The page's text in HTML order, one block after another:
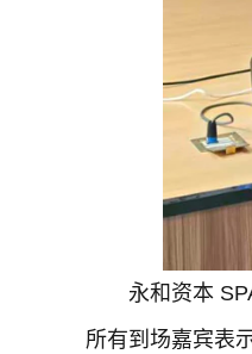
永和资本
所有到场嘉宾表